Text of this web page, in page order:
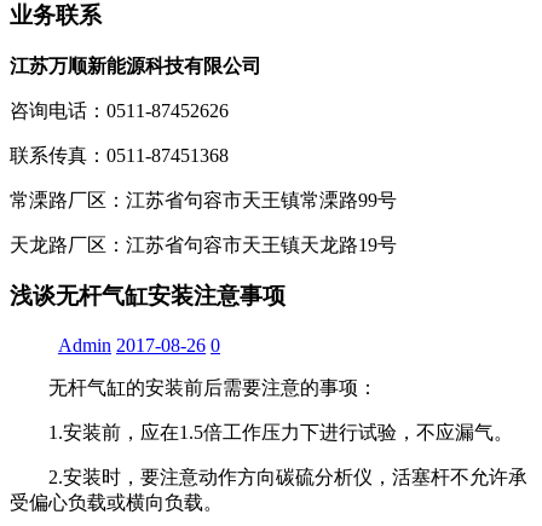
业务联系
江苏万顺新能源科技有限公司
咨询电话：0511-87452626
联系传真：0511-87451368
常溧路厂区：江苏省句容市天王镇常溧路99号
天龙路厂区：江苏省句容市天王镇天龙路19号
浅谈无杆气缸安装注意事项
Admin 2017-08-26 0
无杆气缸的安装前后需要注意的事项：
1.安装前，应在1.5倍工作压力下进行试验，不应漏气。
2.安装时，要注意动作方向碳硫分析仪，活塞杆不允许承
受偏心负载或横向负载。